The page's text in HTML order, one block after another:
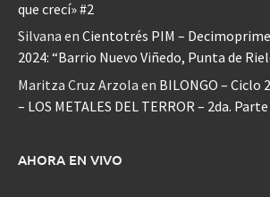
que crecí» #2
Silvana en Cientotrés PIM –
2024: “Barrio Nuevo Viñedo, Punta de
Maritza Cruz Arzola en BILONGO – Ciclo
– LOS METALES DEL TERROR – 2da. Parte
AHORA EN VIVO